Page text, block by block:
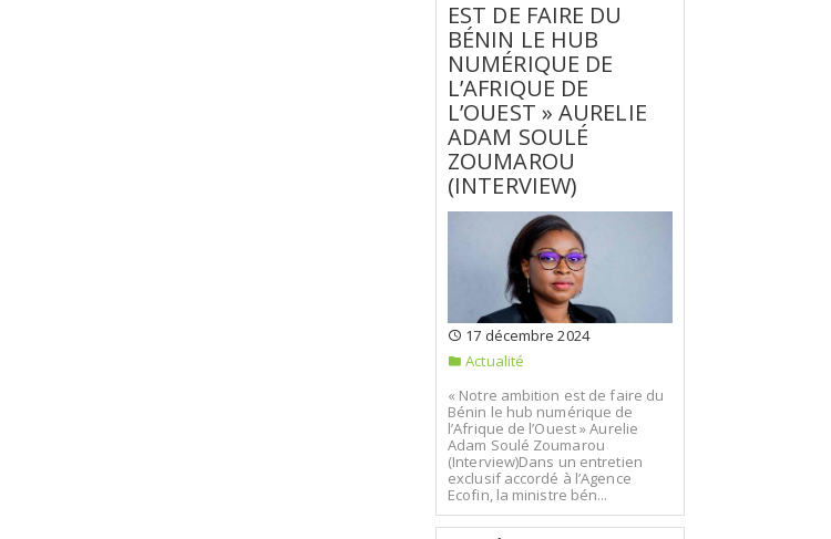
EST DE FAIRE DU
BÉNIN LE HUB
NUMÉRIQUE DE
L’AFRIQUE DE
L’OUEST » AURELIE
ADAM SOULÉ
ZOUMAROU
(INTERVIEW)
17 décembre 2024
Actualité
« Notre ambition est de faire du
Bénin le hub numérique de
l’Afrique de l’Ouest » Aurelie
Adam Soulé Zoumarou
(Interview)Dans un entretien
exclusif accordé à l’Agence
Ecofin, la ministre bén...